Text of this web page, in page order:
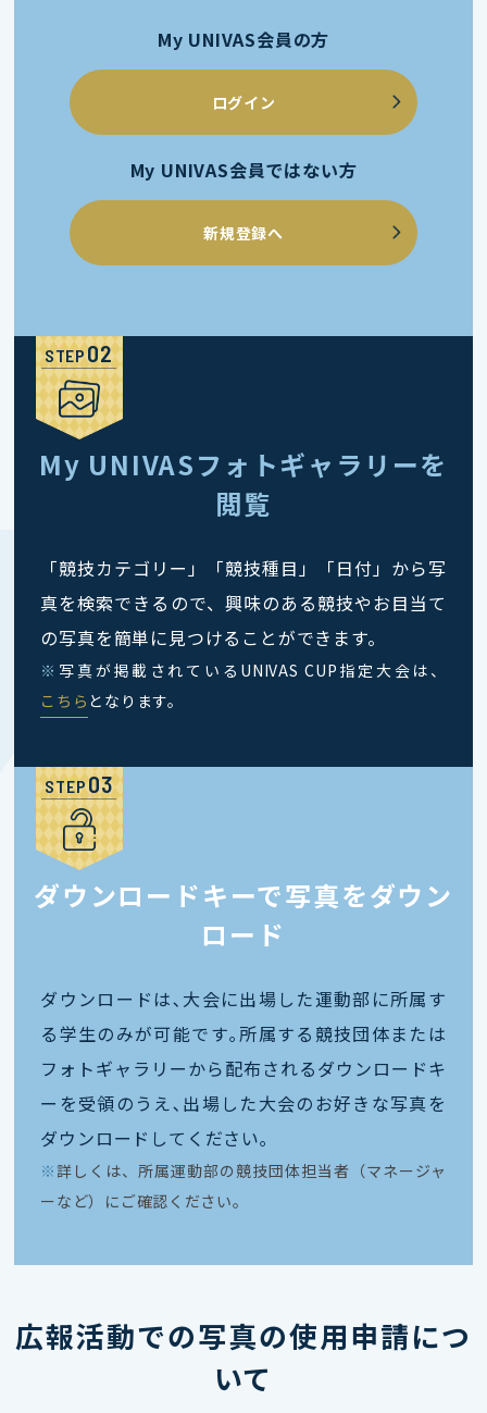
My UNIVAS会員の方
ログイン
My UNIVAS会員ではない方
新規登録へ
STEP
My UNIVASフォトギャラリーを
閲覧
「競技カテゴリー」「競技種目」「日付」から写
真を検索できるので、興味のある競技やお目当て
の写真を簡単に見つけることができます。
※ 写真が掲載されているUNIVAS CUP指定大会は、
こちら となります。
STEP
ダウンロードキーで写真をダウン
ロード
ダウンロードは､大会に出場した運動部に所属す
る学生のみが可能です｡所属する競技団体または
フォトギャラリーから配布されるダウンロードキ
ーを受領のうえ､出場した大会のお好きな写真を
ダウンロードしてください｡
※ 詳しくは、所属運動部の競技団体担当者（マネージャ
ーなど）にご確認ください。
広報活動での写真の使用申請につ
いて